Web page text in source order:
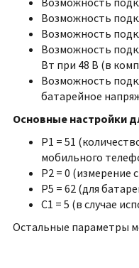
Возможность
Возможность
Возможность
Вт при 48 В (в
Возможность
батарейное
Основные настройки
P1 = 51
мобильного
P2 = 0 (измерение
P5 = 62 (для
C1 = 5 (в случае
Остальные параметры